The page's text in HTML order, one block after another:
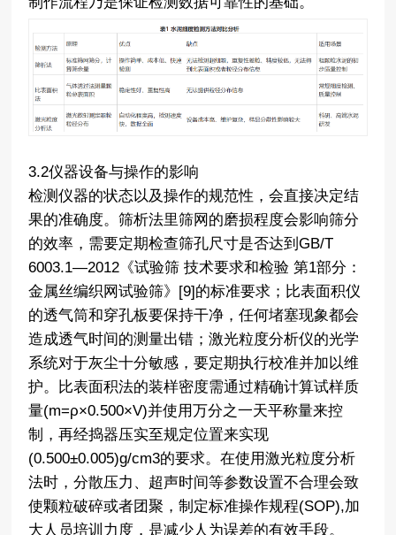
3.2仪器设备与操作的影响
检测仪器的状态以及操作的规范性，会直接决定结
果的准确度。筛析法里筛网的磨损程度会影响筛分
的效率，需要定期检查筛孔尺寸是否达到GB/T
6003.1—2012《试验筛 技术要求和检验 第1部分：
金属丝编织网试验筛》[9]的标准要求；比表面积仪
的透气筒和穿孔板要保持干净，任何堵塞现象都会
造成透气时间的测量出错；激光粒度分析仪的光学
系统对于灰尘十分敏感，要定期执行校准并加以维
护。比表面积法的装样密度需通过精确计算试样质
量(m=ρ×0.500×V)并使用万分之一天平称量来控
制，再经捣器压实至规定位置来实现
(0.500±0.005)g/cm3的要求。在使用激光粒度分析
法时，分散压力、超声时间等参数设置不合理会致
使颗粒破碎或者团聚，制定标准操作规程(SOP),加
大人员培训力度，是减少人为误差的有效手段。